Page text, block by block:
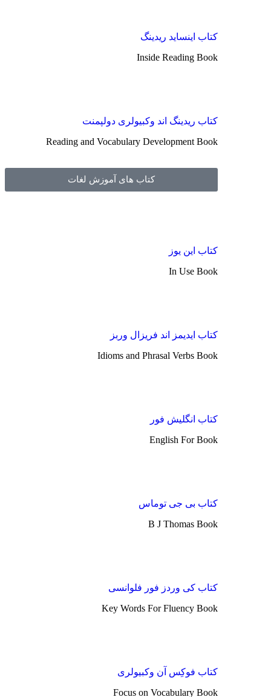
کتاب اینساید ریدینگ
Inside Reading Book
کتاب ریدینگ اند وکبیولری دولپمنت
Reading and Vocabulary Development Book
کتاب های آموزش لغات
کتاب این یوز
In Use Book
کتاب ایدیمز اند فریزال وربز
Idioms and Phrasal Verbs Book
کتاب انگلیش فور
English For Book
کتاب بی جی توماس
B J Thomas Book
کتاب کی وردز فور فلوانسی
Key Words For Fluency Book
کتاب فوکِس آن وکبیولری
Focus on Vocabulary Book